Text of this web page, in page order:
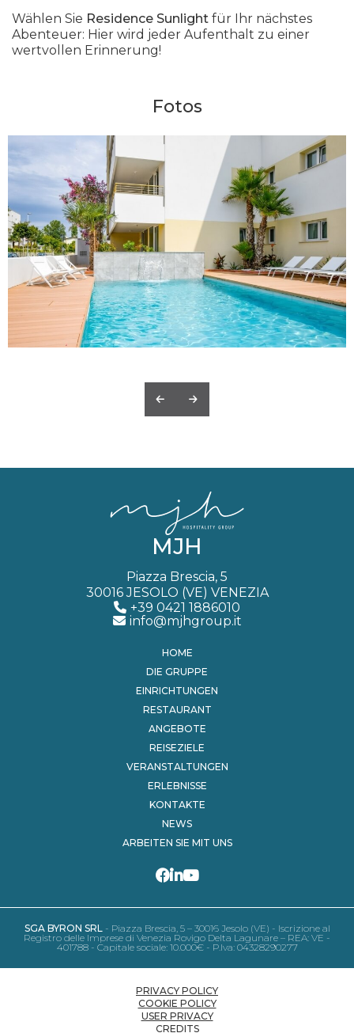
Wählen Sie Residence Sunlight für Ihr nächstes
Abenteuer: Hier wird jeder Aufenthalt zu einer
wertvollen Erinnerung!
Fotos
MJH
Piazza Brescia, 5
30016 JESOLO (VE) VENEZIA
+39 0421 1886010
info@mjhgroup.it
HOME
DIE GRUPPE
EINRICHTUNGEN
RESTAURANT
ANGEBOTE
REISEZIELE
VERANSTALTUNGEN
ERLEBNISSE
KONTAKTE
NEWS
ARBEITEN SIE MIT UNS
SGA BYRON SRL - Piazza Brescia, 5 – 30016 Jesolo (VE) - Iscrizione al
Registro delle Imprese di Venezia Rovigo Delta Lagunare – REA: VE -
401788 - Capitale sociale: 10.000€ - P.Iva: 04328290277
PRIVACY POLICY
COOKIE POLICY
USER PRIVACY
CREDITS